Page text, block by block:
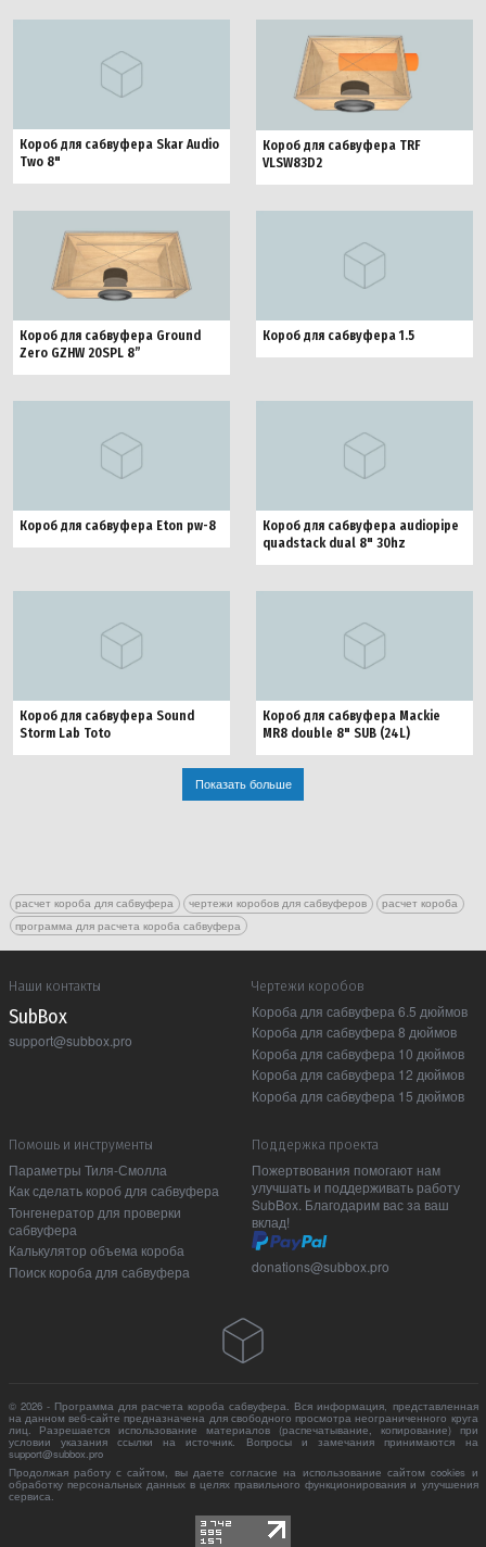
Короб для сабвуфера Skar Audio
Two 8"
Короб для сабвуфера TRF
VLSW83D2
Короб для сабвуфера Ground
Zero GZHW 20SPL 8”
Короб для сабвуфера 1.5
Короб для сабвуфера Eton pw-8
Короб для сабвуфера audiopipe
quadstack dual 8" 30hz
Короб для сабвуфера Sound
Storm Lab Toto
Короб для сабвуфера Mackie
MR8 double 8" SUB (24L)
Показать больше
расчет короба для сабвуфера чертежи коробов для сабвуферов
расчет короба
программа для расчета короба сабвуфера
Наши контакты
Sub Box
support@subbox.pro
Чертежи коробов
Короба для сабвуфера 6.5 дюймов
Короба для сабвуфера 8 дюймов
Короба для сабвуфера 10 дюймов
Короба для сабвуфера 12 дюймов
Короба для сабвуфера 15 дюймов
Помошь и инструменты
Параметры Тиля-Смолла
Как сделать короб для сабвуфера
Тонгенератор для проверки
сабвуфера
Калькулятор объема короба
Поиск короба для сабвуфера
Поддержка проекта
Пожертвования помогают нам
улучшать и поддерживать работу
SubBox. Благодарим вас за ваш
вклад!
donations@subbox.pro
© 2026 - Программа для расчета короба сабвуфера. Вся информация, представленная
на данном веб-сайте предназначена для свободного просмотра неограниченного круга
лиц. Разрешается использование материалов (распечатывание, копирование) при
условии указания ссылки на источник. Вопросы и замечания принимаются на
support@subbox.pro
Продолжая работу с сайтом, вы даете согласие на использование сайтом cookies и
обработку персональных данных в целях правильного функционирования и улучшения
сервиса.